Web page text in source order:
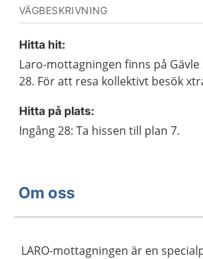
VÄGBESKRIVNING
Hitta hit:
Laro-mottagningen finns på
28. För att resa kollektivt besök
Hitta på plats:
Ingång 28: Ta hissen till plan 7.
Om oss
LARO-mottagningen är en